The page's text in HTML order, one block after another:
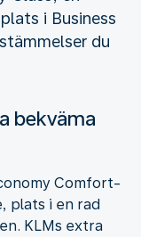
i Business
du
bekväma
Comfort-
plats i en rad
KLMs extra